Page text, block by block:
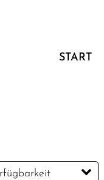
START